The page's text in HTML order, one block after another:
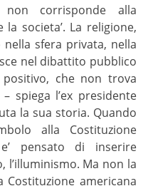
non corrisponde alla
societa’. La religione,
sfera privata, nella
nel dibattito pubblico
che non trova
spiega l’ex presidente
la sua storia. Quando
alla Costituzione
pensato di inserire
l’illuminismo. Ma non la
Costituzione americana